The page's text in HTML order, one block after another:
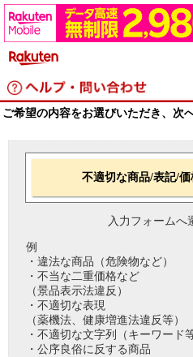
ご希望の内容をお選びいただき、次
不適切な商品/表記/
入力フォームへ
例
・違法な商品（危険物など）
・不当な二重価格など
（景品表示法違反）
・不適切な表現
（薬機法、健康増進法違反等）
・不適切な文字列（キーワード
・公序良俗に反する商品